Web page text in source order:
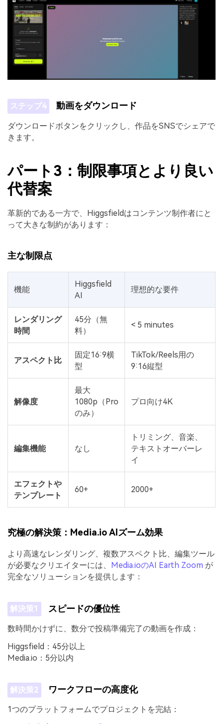
ステップ4 動画をダウンロード
ダウンロードボタンをクリックし、作品をSNSでシェアで
きます。
パート3：制限事項とより良い
代替案
革新的である一方で、Higgsfieldはコンテンツ制作者にと
って大きな制約があります：
主な制限点
機能
Higgsfield
AI
理想的な要件
レンダリング
時間
45分（無
料）
< 5 minutes
アスペクト比
固定16:9横
型
TikTok/Reels用の
9:16縦型
解像度
最大
1080p（Pro
のみ）
プロ向け4K
編集機能 なし
トリミング、音楽、
テキストオーバーレ
イ
エフェクトや
テンプレート
60+ 2000+
究極の解決策：Media.io AIズーム効果
より高速なレンダリング、複数アスペクト比、編集ツール
が必要なクリエイターには、 Media.ioのAI Earth Zoom が
完全なソリューションを提供します：
解決策1 スピードの優位性
数時間かけずに、数分で投稿準備完了の動画を作成：
Higgsfield：45分以上
Media.io：5分以内
解決策2 ワークフローの高度化
1つのプラットフォームでプロジェクトを完結：